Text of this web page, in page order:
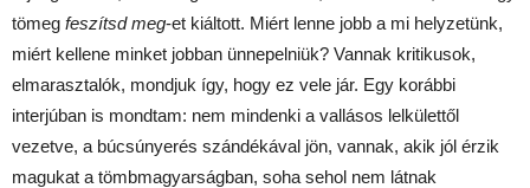
tömeg feszítsd meg-et kiáltott. Miért lenne jobb a mi helyzetünk,
miért kellene minket jobban ünnepelniük? Vannak kritikusok,
elmarasztalók, mondjuk így, hogy ez vele jár. Egy korábbi
interjúban is mondtam: nem mindenki a vallásos lelkülettől
vezetve, a búcsúnyerés szándékával jön, vannak, akik jól érzik
magukat a tömbmagyarságban, soha sehol nem látnak